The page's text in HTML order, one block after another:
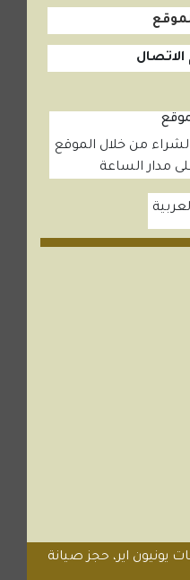
من خلال الموقع
مدار الساعة
يونيون اير، حجز صيانة